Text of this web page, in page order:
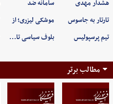
هشدار مهدی
تارتار به جاسوس
تیم پرسپولیس
سامانه ضد
موشکی لیزری؛ از
بلوف سیاسی تا…
مطالب برتر